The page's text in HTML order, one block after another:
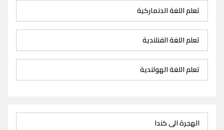
تعلم اللغة الدنماركية
تعلم اللغة الفنلندية
تعلم اللغة الهولندية
الهجرة الى كندا